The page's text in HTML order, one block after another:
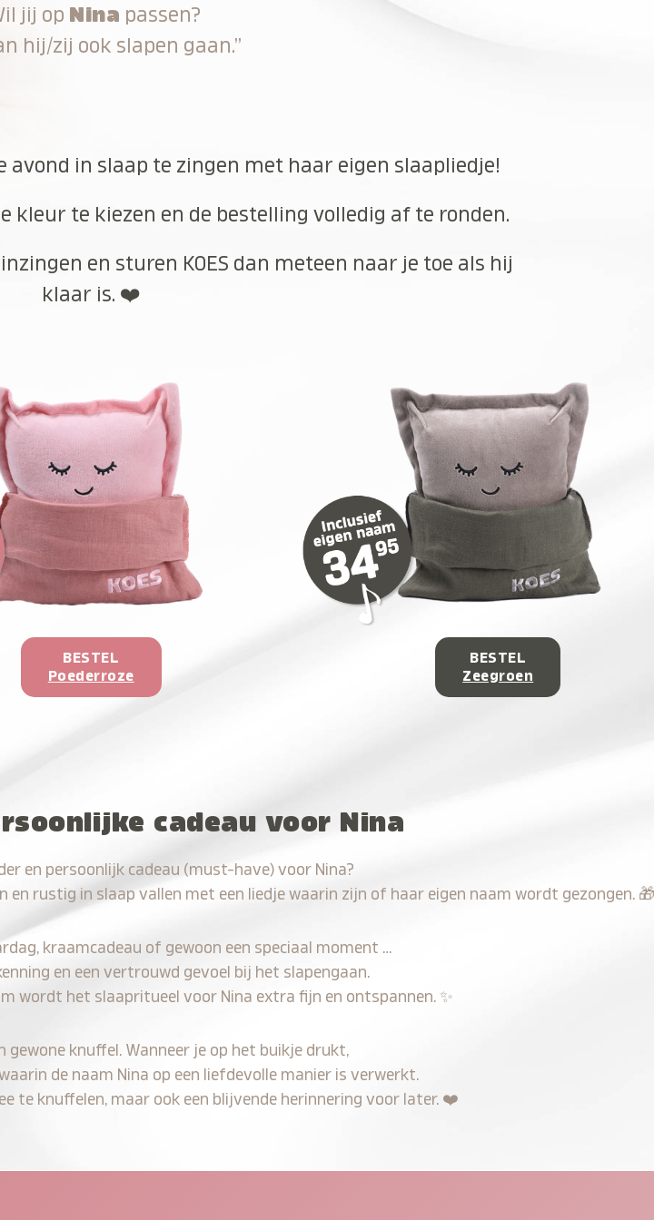
jij op Nina passen?
hij/zij ook slapen gaan.”
avond in slaap te zingen met haar eigen slaapliedje!
kleur te kiezen en de bestelling volledig af te ronden.
en sturen KOES dan meteen naar je toe als hij
klaar is. ❤️
BESTEL
Poederroze
BESTEL
Zeegroen
cadeau voor Nina
en persoonlijk cadeau (must-have) voor Nina?
en rustig in slaap vallen met een liedje waarin zijn of haar eigen naam wordt gezongen.
kraamcadeau of gewoon een speciaal moment …
en een vertrouwd gevoel bij het slapengaan.
wordt het slaapritueel voor Nina extra fijn en ontspannen. ✨
gewone knuffel. Wanneer je op het buikje drukt,
de naam Nina op een liefdevolle manier is verwerkt.
te knuffelen, maar ook een blijvende herinnering voor later. ❤️